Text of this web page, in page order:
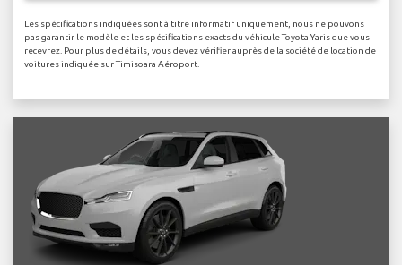
Les spécifications indiquées sont à titre informatif uniquement, nous ne pouvons
pas garantir le modèle et les spécifications exacts du véhicule Toyota Yaris que vous
recevrez. Pour plus de détails, vous devez vérifier auprès de la société de location de
voitures indiquée sur Timisoara Aéroport.